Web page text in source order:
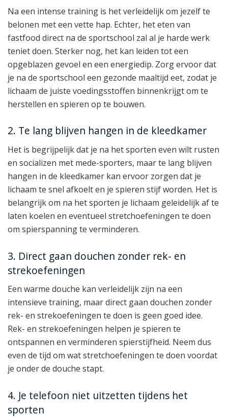
Na een intense training is het verleidelijk om jezelf te
belonen met een vette hap. Echter, het eten van
fastfood direct na de sportschool zal al je harde werk
teniet doen. Sterker nog, het kan leiden tot een
opgeblazen gevoel en een energiedip. Zorg ervoor dat
je na de sportschool een gezonde maaltijd eet, zodat je
lichaam de juiste voedingsstoffen binnenkrijgt om te
herstellen en spieren op te bouwen.
2. Te lang blijven hangen in de kleedkamer
Het is begrijpelijk dat je na het sporten even wilt rusten
en socializen met mede-sporters, maar te lang blijven
hangen in de kleedkamer kan ervoor zorgen dat je
lichaam te snel afkoelt en je spieren stijf worden. Het is
belangrijk om na het sporten je lichaam geleidelijk af te
laten koelen en eventueel stretchoefeningen te doen
om spierspanning te verminderen.
3. Direct gaan douchen zonder rek- en
strekoefeningen
Een warme douche kan verleidelijk zijn na een
intensieve training, maar direct gaan douchen zonder
rek- en strekoefeningen te doen is geen goed idee.
Rek- en strekoefeningen helpen je spieren te
ontspannen en verminderen spierstijfheid. Neem dus
even de tijd om wat stretchoefeningen te doen voordat
je onder de douche stapt.
4. Je telefoon niet uitzetten tijdens het
sporten